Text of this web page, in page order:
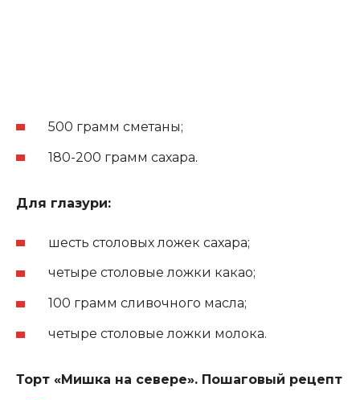
500 грамм сметаны;
180-200 грамм сахара.
Для глазури:
шесть столовых ложек сахара;
четыре столовые ложки какао;
100 грамм сливочного масла;
четыре столовые ложки молока.
Торт «Мишка на севере». Пошаговый рецепт